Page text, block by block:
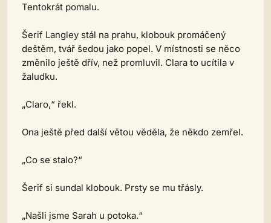
Tentokrát pomalu.
Šerif Langley stál na prahu, klobouk promáčený
deštěm, tvář šedou jako popel. V místnosti se něco
změnilo ještě dřív, než promluvil. Clara to ucítila v
žaludku.
„Claro,“ řekl.
Ona ještě před další větou věděla, že někdo zemřel.
„Co se stalo?“
Šerif si sundal klobouk. Prsty se mu třásly.
„Našli jsme Sarah u potoka.“